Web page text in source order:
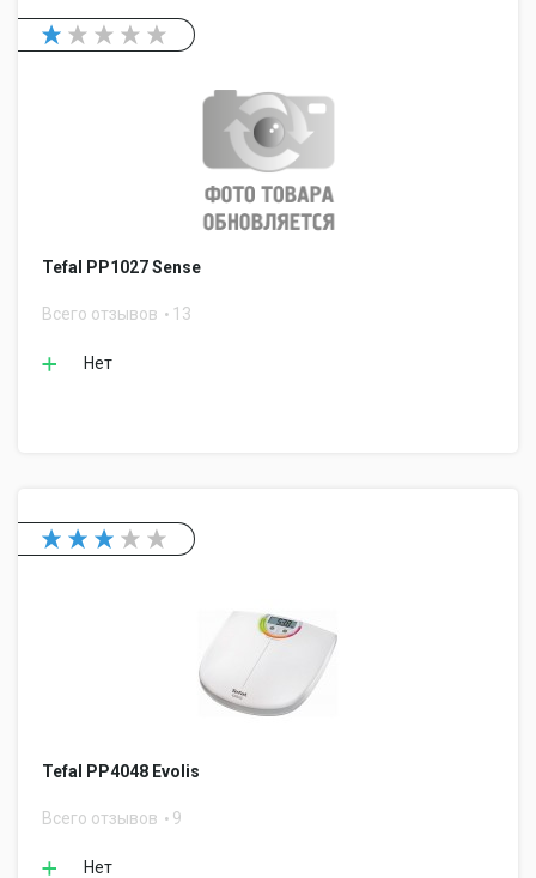
Tefal PP1027 Sense
Всего отзывов 13
Нет
Tefal PP4048 Evolis
Всего отзывов 9
Нет